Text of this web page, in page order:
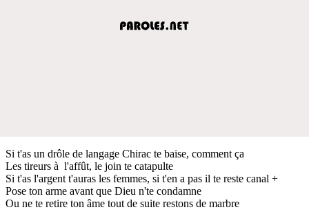
Si t'as un drôle de langage Chirac te baise, comment ça
Les tireurs à l'affût, le join te catapulte
Si t'as l'argent t'auras les femmes, si t'en a pas il te reste canal +
Pose ton arme avant que Dieu n'te condamne
Ou ne te retire ton âme tout de suite restons de marbre